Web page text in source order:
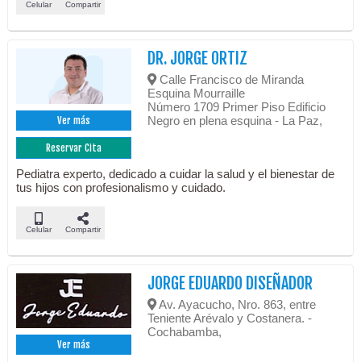
Celular Compartir
Ver más
Reservar Cita
DR. JORGE ORTIZ
Calle Francisco de Miranda
Esquina Mourraille
Número 1709 Primer Piso Edificio
Negro en plena esquina - La Paz,
Pediatra experto, dedicado a cuidar la salud y el bienestar de
tus hijos con profesionalismo y cuidado.
Celular Compartir
Ver más
JORGE EDUARDO DISEÑADOR
Av. Ayacucho, Nro. 863, entre
Teniente Arévalo y Costanera. -
Cochabamba,